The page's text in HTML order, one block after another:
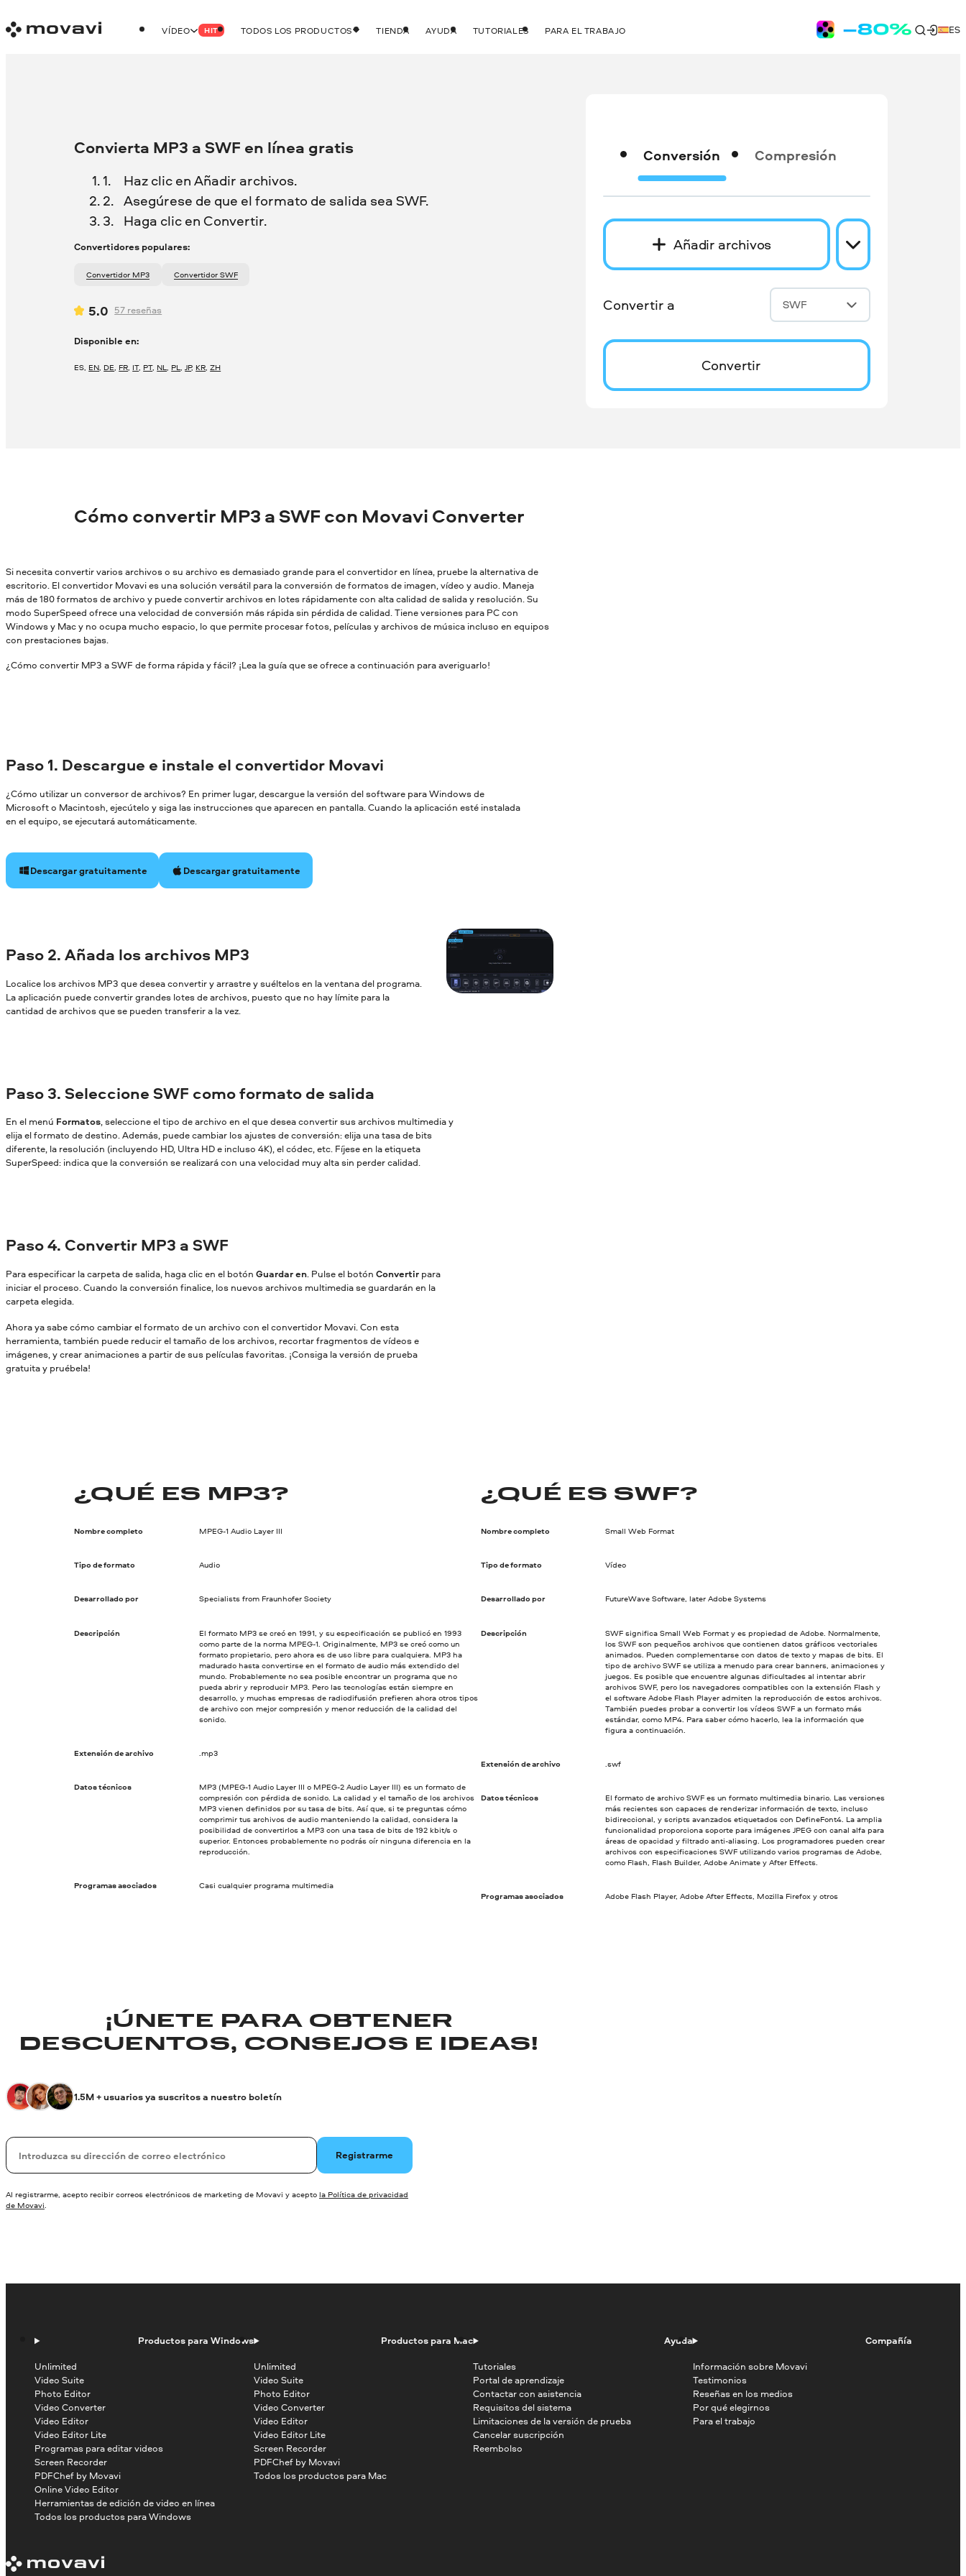
VÍDEO HIT TODOS LOS PRODUCTOS TIENDA AYUDA TUTORIALES PARA EL TRABAJO ES
Convierta MP3 a SWF en línea gratis
Haz clic en Añadir archivos.
Asegúrese de que el formato de salida sea SWF.
Haga clic en Convertir.
Convertidores populares:
Convertidor MP3 Convertidor SWF
5.0 57 reseñas
Disponible en:
ES, EN, DE, FR, IT, PT, NL, PL,JP, KR,ZH
Conversión Compresión
Añadir archivos
Convertir a SWF
Convertir
Cómo convertir MP3 a SWF con Movavi Converter
Si necesita convertir varios archivos o su archivo es demasiado grande para el convertidor en línea, pruebe la alternativa de
escritorio. El convertidor Movavi es una solución versátil para la conversión de formatos de imagen, vídeo y audio. Maneja
más de 180 formatos de archivo y puede convertir archivos en lotes rápidamente con alta calidad de salida y resolución. Su
modo SuperSpeed ofrece una velocidad de conversión más rápida sin pérdida de calidad. Tiene versiones para PC con
Windows y Mac y no ocupa mucho espacio, lo que permite procesar fotos, películas y archivos de música incluso en equipos
con prestaciones bajas.
¿Cómo convertir MP3 a SWF de forma rápida y fácil? ¡Lea la guía que se ofrece a continuación para averiguarlo!
Paso 1. Descargue e instale el convertidor Movavi
¿Cómo utilizar un conversor de archivos? En primer lugar, descargue la versión del software para Windows de
Microsoft o Macintosh, ejecútelo y siga las instrucciones que aparecen en pantalla. Cuando la aplicación esté instalada
en el equipo, se ejecutará automáticamente.
Descargar gratuitamente Descargar gratuitamente
Paso 2. Añada los archivos MP3
Localice los archivos MP3 que desea convertir y arrastre y suéltelos en la ventana del programa.
La aplicación puede convertir grandes lotes de archivos, puesto que no hay límite para la
cantidad de archivos que se pueden transferir a la vez.
Paso 3. Seleccione SWF como formato de salida
En el menú Formatos, seleccione el tipo de archivo en el que desea convertir sus archivos multimedia y
elija el formato de destino. Además, puede cambiar los ajustes de conversión: elija una tasa de bits
diferente, la resolución (incluyendo HD, Ultra HD e incluso 4K), el códec, etc. Fíjese en la etiqueta
SuperSpeed: indica que la conversión se realizará con una velocidad muy alta sin perder calidad.
Paso 4. Convertir MP3 a SWF
Para especificar la carpeta de salida, haga clic en el botón Guardar en. Pulse el botón Convertir para
iniciar el proceso. Cuando la conversión finalice, los nuevos archivos multimedia se guardarán en la
carpeta elegida.
Ahora ya sabe cómo cambiar el formato de un archivo con el convertidor Movavi. Con esta
herramienta, también puede reducir el tamaño de los archivos, recortar fragmentos de vídeos e
imágenes, y crear animaciones a partir de sus películas favoritas. ¡Consiga la versión de prueba
gratuita y pruébela!
¿QUÉ ES MP3?
Nombre completo MPEG-1 Audio Layer III
Tipo de formato Audio
Desarrollado por Specialists from Fraunhofer Society
Descripción
El formato MP3 se creó en 1991, y su especificación se publicó en 1993
como parte de la norma MPEG-1. Originalmente, MP3 se creó como un
formato propietario, pero ahora es de uso libre para cualquiera. MP3 ha
madurado hasta convertirse en el formato de audio más extendido del
mundo. Probablemente no sea posible encontrar un programa que no
pueda abrir y reproducir MP3. Pero las tecnologías están siempre en
desarrollo, y muchas empresas de radiodifusión prefieren ahora otros tipos
de archivo con mejor compresión y menor reducción de la calidad del
sonido.
Extensión de archivo .mp3
Datos técnicos
MP3 (MPEG-1 Audio Layer III o MPEG-2 Audio Layer III) es un formato de
compresión con pérdida de sonido. La calidad y el tamaño de los archivos
MP3 vienen definidos por su tasa de bits. Así que, si te preguntas cómo
comprimir tus archivos de audio manteniendo la calidad, considera la
posibilidad de convertirlos a MP3 con una tasa de bits de 192 kbit/s o
superior. Entonces probablemente no podrás oír ninguna diferencia en la
reproducción.
Programas asociados Casi cualquier programa multimedia
¿QUÉ ES SWF?
Nombre completo Small Web Format
Tipo de formato Vídeo
Desarrollado por FutureWave Software, later Adobe Systems
Descripción
SWF significa Small Web Format y es propiedad de Adobe. Normalmente,
los SWF son pequeños archivos que contienen datos gráficos vectoriales
animados. Pueden complementarse con datos de texto y mapas de bits. El
tipo de archivo SWF se utiliza a menudo para crear banners, animaciones y
juegos. Es posible que encuentre algunas dificultades al intentar abrir
archivos SWF, pero los navegadores compatibles con la extensión Flash y
el software Adobe Flash Player admiten la reproducción de estos archivos.
También puedes probar a convertir los vídeos SWF a un formato más
estándar, como MP4. Para saber cómo hacerlo, lea la información que
figura a continuación.
Extensión de archivo .swf
Datos técnicos
El formato de archivo SWF es un formato multimedia binario. Las versiones
más recientes son capaces de renderizar información de texto, incluso
bidireccional, y scripts avanzados etiquetados con DefineFont4. La amplia
funcionalidad proporciona soporte para imágenes JPEG con canal alfa para
áreas de opacidad y filtrado anti-aliasing. Los programadores pueden crear
archivos con especificaciones SWF utilizando varios programas de Adobe,
como Flash, Flash Builder, Adobe Animate y After Effects.
Programas asociados Adobe Flash Player, Adobe After Effects, Mozilla Firefox y otros
¡ÚNETE PARA OBTENER
DESCUENTOS, CONSEJOS E IDEAS!
1.5M + usuarios ya suscritos a nuestro boletín
Su correo electrónico Registrarme
Al registrarme, acepto recibir correos electrónicos de marketing de Movavi y acepto la Política de privacidad
de Movavi.
Productos para Windows
Unlimited
Video Suite
Photo Editor
Video Converter
Video Editor
Video Editor Lite
Programas para editar videos
Screen Recorder
PDFChef by Movavi
Online Video Editor
Herramientas de edición de video en línea
Todos los productos para Windows
Productos para Mac
Unlimited
Video Suite
Photo Editor
Video Converter
Video Editor
Video Editor Lite
Screen Recorder
PDFChef by Movavi
Todos los productos para Mac
Ayuda
Tutoriales
Portal de aprendizaje
Contactar con asistencia
Requisitos del sistema
Limitaciones de la versión de prueba
Cancelar suscripción
Reembolso
Compañía
Información sobre Movavi
Testimonios
Reseñas en los medios
Por qué elegirnos
Para el trabajo